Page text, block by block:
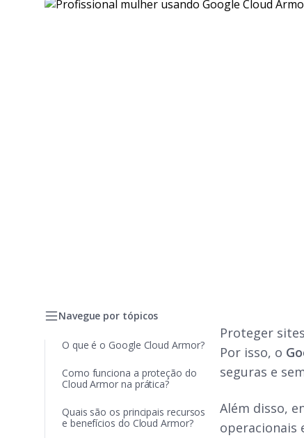
Navegue por tópicos
O que é o Google Cloud Armor?
Como funciona a proteção do
Cloud Armor na prática?
Quais são os principais recursos
e benefícios do Cloud Armor?
Proteger
Por isso, o
seguras e
Além disso,
operacionais